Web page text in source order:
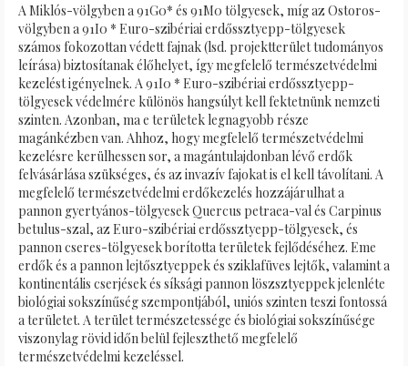
A Miklós-völgyben a 91G0* és 91M0 tölgyesek, míg az Ostoros-
völgyben a 91I0 * Euro-szibériai erdőssztyepp-tölgyesek
számos fokozottan védett fajnak (lsd. projektterület tudományos
leírása) biztosítanak élőhelyet, így megfelelő természetvédelmi
kezelést igényelnek. A 91I0 * Euro-szibériai erdőssztyepp-
tölgyesek védelmére különös hangsúlyt kell fektetnünk nemzeti
szinten. Azonban, ma e területek legnagyobb része
magánkézben van. Ahhoz, hogy megfelelő természetvédelmi
kezelésre kerülhessen sor, a magántulajdonban lévő erdők
felvásárlása szükséges, és az invazív fajokat is el kell távolítani. A
megfelelő természetvédelmi erdőkezelés hozzájárulhat a
pannon gyertyános-tölgyesek Quercus petraea-val és Carpinus
betulus-szal, az Euro-szibériai erdőssztyepp-tölgyesek, és
pannon cseres-tölgyesek borította területek fejlődéséhez. Eme
erdők és a pannon lejtősztyeppek és sziklafüves lejtők, valamint a
kontinentális cserjések és síksági pannon löszsztyeppek jelenléte
biológiai sokszínűség szempontjából, uniós szinten teszi fontossá
a területet. A terület természetessége és biológiai sokszínűsége
viszonylag rövid időn belül fejleszthető megfelelő
természetvédelmi kezeléssel.